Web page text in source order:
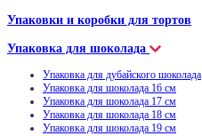
Упаковки и коробки для тортов
Упаковка для шоколада
Упаковка для дубайского шоколада
Упаковка для шоколада 16 см
Упаковка для шоколада 17 см
Упаковка для шоколада 18 см
Упаковка для шоколада 19 см